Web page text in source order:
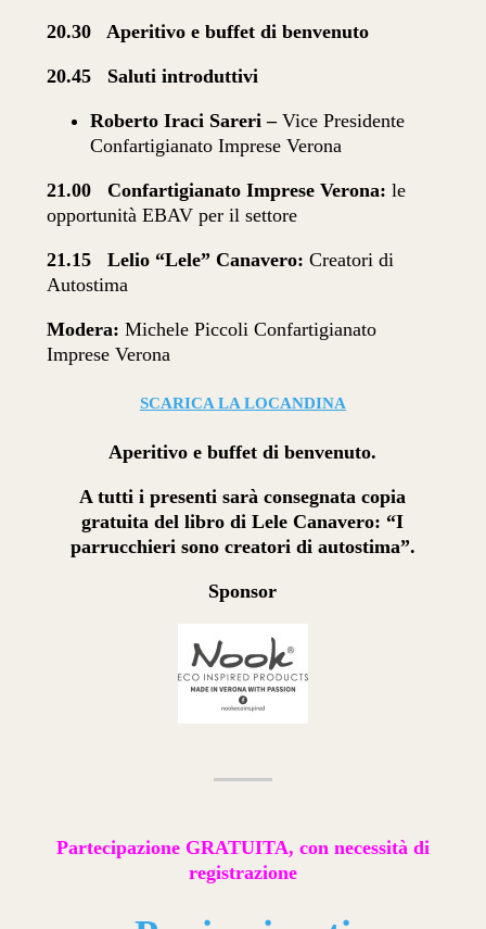
20.30 Aperitivo e buffet di benvenuto
20.45 Saluti introduttivi
Roberto Iraci Sareri –Vice Presidente
Confartigianato Imprese Verona
21.00 Confartigianato Imprese Verona:le
opportunità EBAV per il settore
21.15 Lelio “Lele” Canavero:Creatori di
Autostima
Modera: Michele Piccoli Confartigianato
Imprese Verona
SCARICA LA LOCANDINA
Aperitivo e buffet di benvenuto.
A tutti i presenti sarà consegnata copia
gratuita del libro di Lele Canavero: “I
parrucchieri sono creatori di autostima”.
Sponsor
Partecipazione GRATUITA, con necessità di
registrazione